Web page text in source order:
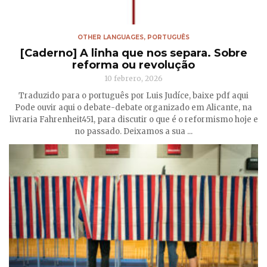
OTHER LANGUAGES, PORTUGUÊS
[Caderno] A linha que nos separa. Sobre
reforma ou revolução
10 febrero, 2026
Traduzido para o português por Luis Judíce, baixe pdf aqui
Pode ouvir aqui o debate-debate organizado em Alicante, na
livraria Fahrenheit451, para discutir o que é o reformismo hoje e
no passado. Deixamos a sua ...